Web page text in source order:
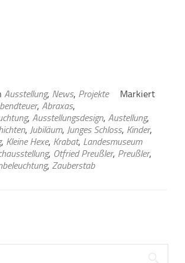
Ausstellung, News, Projekte
Markiert
, Abraxas,
, Ausstellungsdesign, Austellung,
, Jubiläum, Junges Schloss, Kinder,
, Kleine Hexe, Krabat, Landesmuseum
, Otfried Preußler, Preußler,
, Zauberstab